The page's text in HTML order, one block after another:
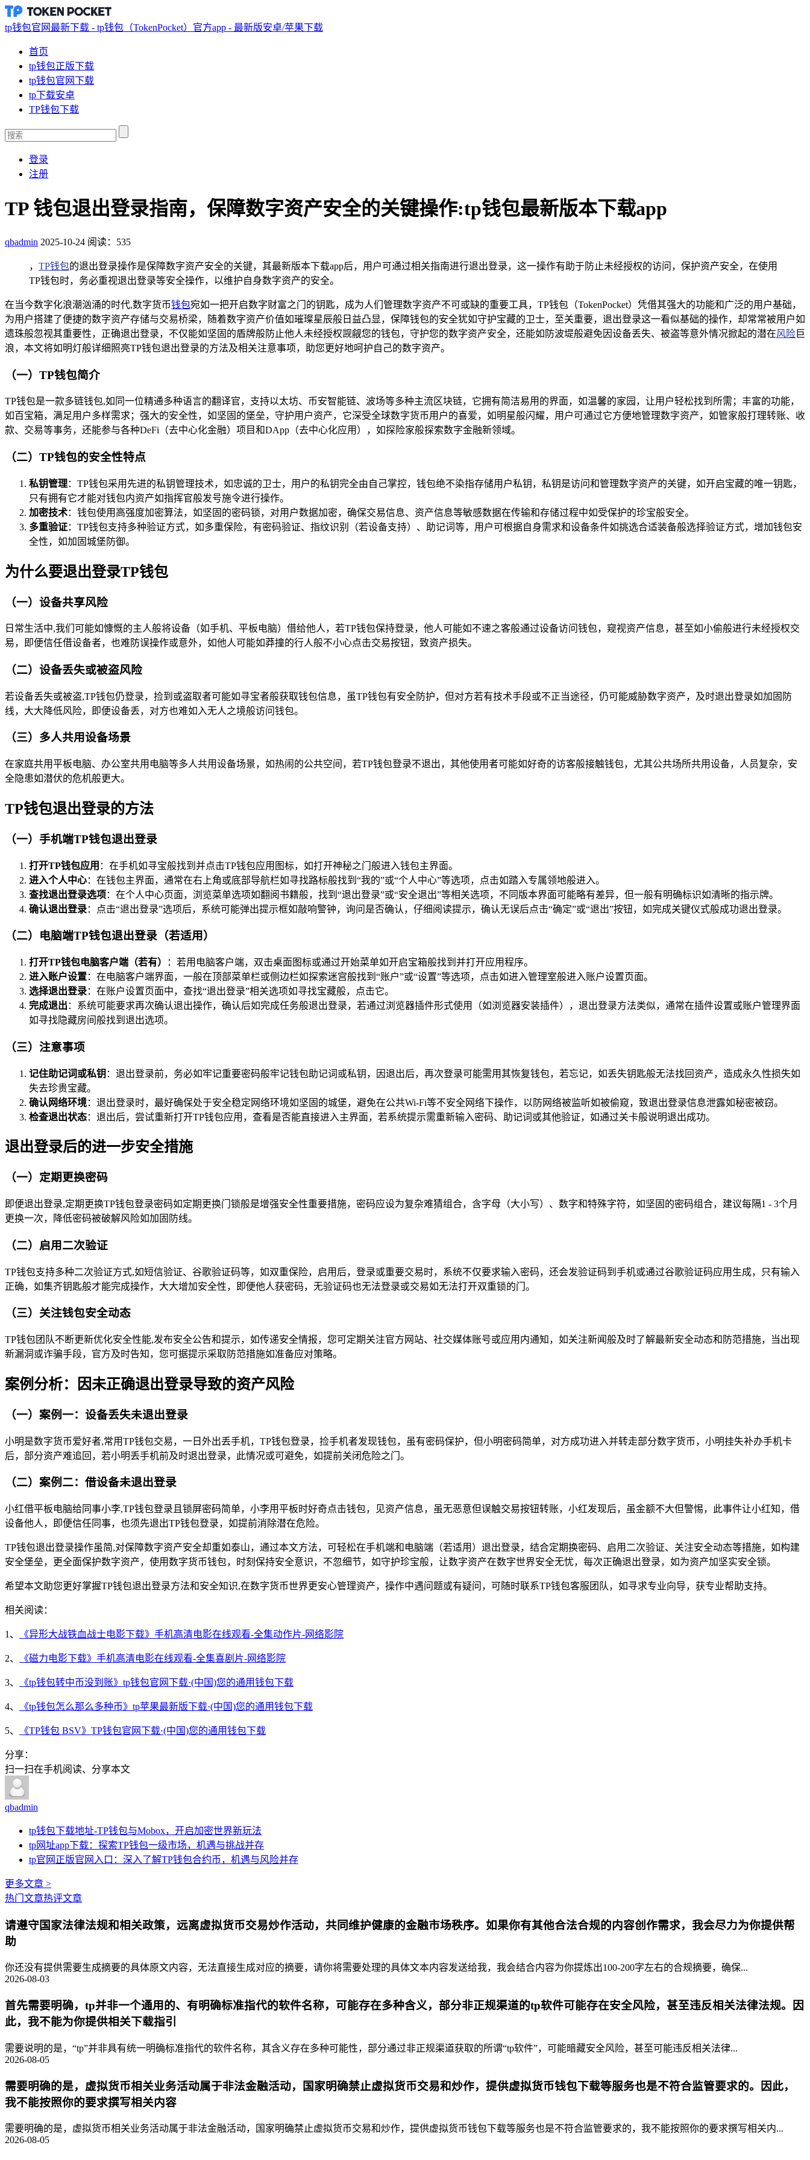
tp钱包官网最新下载 - tp钱包（TokenPocket）官方app - 最新版安卓/苹果下载
首页
tp钱包正版下载
tp钱包官网下载
tp下载安卓
TP钱包下载
登录
注册
TP 钱包退出登录指南，保障数字资产安全的关键操作:tp钱包最新版本下载app
qbadmin 2025-10-24 阅读：535
， TP钱包的退出登录操作是保障数字资产安全的关键，其最新版本下载app后，用户可通过相关指南进行退出登录，这一操作有助于防止未经授权的访问，保护资产安全，在使用
TP钱包时，务必重视退出登录等安全操作，以维护自身数字资产的安全。
在当今数字化浪潮汹涌的时代,数字货币钱包宛如一把开启数字财富之门的钥匙，成为人们管理数字资产不可或缺的重要工具，TP钱包（TokenPocket）凭借其强大的功能和广泛的用户基础，
为用户搭建了便捷的数字资产存储与交易桥梁，随着数字资产价值如璀璨星辰般日益凸显，保障钱包的安全犹如守护宝藏的卫士，至关重要，退出登录这一看似基础的操作，却常常被用户如
遗珠般忽视其重要性，正确退出登录，不仅能如坚固的盾牌般防止他人未经授权觊觎您的钱包，守护您的数字资产安全，还能如防波堤般避免因设备丢失、被盗等意外情况掀起的潜在风险巨
浪，本文将如明灯般详细照亮TP钱包退出登录的方法及相关注意事项，助您更好地呵护自己的数字资产。
（一）TP钱包简介
TP钱包是一款多链钱包,如同一位精通多种语言的翻译官，支持以太坊、币安智能链、波场等多种主流区块链，它拥有简洁易用的界面，如温馨的家园，让用户轻松找到所需；丰富的功能，
如百宝箱，满足用户多样需求；强大的安全性，如坚固的堡垒，守护用户资产，它深受全球数字货币用户的喜爱，如明星般闪耀，用户可通过它方便地管理数字资产，如管家般打理转账、收
款、交易等事务，还能参与各种DeFi（去中心化金融）项目和DApp（去中心化应用），如探险家般探索数字金融新领域。
（二）TP钱包的安全性特点
私钥管理：TP钱包采用先进的私钥管理技术，如忠诚的卫士，用户的私钥完全由自己掌控，钱包绝不染指存储用户私钥，私钥是访问和管理数字资产的关键，如开启宝藏的唯一钥匙，
只有拥有它才能对钱包内资产如指挥官般发号施令进行操作。
加密技术：钱包使用高强度加密算法，如坚固的密码锁，对用户数据加密，确保交易信息、资产信息等敏感数据在传输和存储过程中如受保护的珍宝般安全。
多重验证：TP钱包支持多种验证方式，如多重保险，有密码验证、指纹识别（若设备支持）、助记词等，用户可根据自身需求和设备条件如挑选合适装备般选择验证方式，增加钱包安
全性，如加固城堡防御。
为什么要退出登录TP钱包
（一）设备共享风险
日常生活中,我们可能如慷慨的主人般将设备（如手机、平板电脑）借给他人，若TP钱包保持登录，他人可能如不速之客般通过设备访问钱包，窥视资产信息，甚至如小偷般进行未经授权交
易，即便信任借设备者，也难防误操作或意外，如他人可能如莽撞的行人般不小心点击交易按钮，致资产损失。
（二）设备丢失或被盗风险
若设备丢失或被盗,TP钱包仍登录，捡到或盗取者可能如寻宝者般获取钱包信息，虽TP钱包有安全防护，但对方若有技术手段或不正当途径，仍可能威胁数字资产，及时退出登录如加固防
线，大大降低风险，即便设备丢，对方也难如入无人之境般访问钱包。
（三）多人共用设备场景
在家庭共用平板电脑、办公室共用电脑等多人共用设备场景，如热闹的公共空间，若TP钱包登录不退出，其他使用者可能如好奇的访客般接触钱包，尤其公共场所共用设备，人员复杂，安
全隐患如潜伏的危机般更大。
TP钱包退出登录的方法
（一）手机端TP钱包退出登录
打开TP钱包应用 ：在手机如寻宝般找到并点击TP钱包应用图标，如打开神秘之门般进入钱包主界面。
进入个人中心：在钱包主界面，通常在右上角或底部导航栏如寻找路标般找到“我的”或“个人中心”等选项，点击如踏入专属领地般进入。
查找退出登录选项 ：在个人中心页面，浏览菜单选项如翻阅书籍般，找到“退出登录”或“安全退出”等相关选项，不同版本界面可能略有差异，但一般有明确标识如清晰的指示牌。
确认退出登录：点击“退出登录”选项后，系统可能弹出提示框如敲响警钟，询问是否确认，仔细阅读提示，确认无误后点击“确定”或“退出”按钮，如完成关键仪式般成功退出登录。
（二）电脑端TP钱包退出登录（若适用）
打开TP钱包电脑客户端（若有）
：若用电脑客户端，双击桌面图标或通过开始菜单如开启宝箱般找到并打开应用程序。
进入账户设置：在电脑客户端界面，一般在顶部菜单栏或侧边栏如探索迷宫般找到“账户”或“设置”等选项，点击如进入管理室般进入账户设置页面。
选择退出登录：在账户设置页面中，查找“退出登录”相关选项如寻找宝藏般，点击它。
完成退出 ：系统可能要求再次确认退出操作，确认后如完成任务般退出登录，若通过浏览器插件形式使用（如浏览器安装插件），退出登录方法类似，通常在插件设置或账户管理界面
如寻找隐藏房间般找到退出选项。
（三）注意事项
记住助记词或私钥 ：退出登录前，务必如牢记重要密码般牢记钱包助记词或私钥，因退出后，再次登录可能需用其恢复钱包，若忘记，如丢失钥匙般无法找回资产，造成永久性损失如
失去珍贵宝藏。
确认网络环境：退出登录时，最好确保处于安全稳定网络环境如坚固的城堡，避免在公共Wi-Fi等不安全网络下操作，以防网络被监听如被偷窥，致退出登录信息泄露如秘密被窃。
检查退出状态：退出后，尝试重新打开TP钱包应用，查看是否能直接进入主界面，若系统提示需重新输入密码、助记词或其他验证，如通过关卡般说明退出成功。
退出登录后的进一步安全措施
（一）定期更换密码
即便退出登录,定期更换TP钱包登录密码如定期更换门锁般是增强安全性重要措施，密码应设为复杂难猜组合，含字母（大小写）、数字和特殊字符，如坚固的密码组合，建议每隔1 - 3个月
更换一次，降低密码被破解风险如加固防线。
（二）启用二次验证
TP钱包支持多种二次验证方式,如短信验证、谷歌验证码等，如双重保险，启用后，登录或重要交易时，系统不仅要求输入密码，还会发验证码到手机或通过谷歌验证码应用生成，只有输入
正确，如集齐钥匙般才能完成操作，大大增加安全性，即便他人获密码，无验证码也无法登录或交易如无法打开双重锁的门。
（三）关注钱包安全动态
TP钱包团队不断更新优化安全性能,发布安全公告和提示，如传递安全情报，您可定期关注官方网站、社交媒体账号或应用内通知，如关注新闻般及时了解最新安全动态和防范措施，当出现
新漏洞或诈骗手段，官方及时告知，您可据提示采取防范措施如准备应对策略。
案例分析：因未正确退出登录导致的资产风险
（一）案例一：设备丢失未退出登录
小明是数字货币爱好者,常用TP钱包交易，一日外出丢手机，TP钱包登录，捡手机者发现钱包，虽有密码保护，但小明密码简单，对方成功进入并转走部分数字货币，小明挂失补办手机卡
后，部分资产难追回，若小明丢手机前及时退出登录，此情况或可避免，如提前关闭危险之门。
（二）案例二：借设备未退出登录
小红借平板电脑给同事小李,TP钱包登录且锁屏密码简单，小李用平板时好奇点击钱包，见资产信息，虽无恶意但误触交易按钮转账，小红发现后，虽金额不大但警惕，此事件让小红知，借
设备他人，即便信任同事，也须先退出TP钱包登录，如提前消除潜在危险。
TP钱包退出登录操作虽简,对保障数字资产安全却重如泰山，通过本文方法，可轻松在手机端和电脑端（若适用）退出登录，结合定期换密码、启用二次验证、关注安全动态等措施，如构建
安全堡垒，更全面保护数字资产，使用数字货币钱包，时刻保持安全意识，不忽细节，如守护珍宝般，让数字资产在数字世界安全无忧，每次正确退出登录，如为资产加坚实安全锁。
希望本文助您更好掌握TP钱包退出登录方法和安全知识,在数字货币世界更安心管理资产，操作中遇问题或有疑问，可随时联系TP钱包客服团队，如寻求专业向导，获专业帮助支持。
相关阅读：
1、 《异形大战铁血战士电影下载》手机高清电影在线观看-全集动作片-网络影院
2、 《磁力电影下载》手机高清电影在线观看-全集喜剧片-网络影院
3、 《tp钱包转中币没到账》tp钱包官网下载·(中国)您的通用钱包下载
4、 《tp钱包怎么那么多种币》tp苹果最新版下载·(中国)您的通用钱包下载
5、 《TP钱包 BSV》TP钱包官网下载·(中国)您的通用钱包下载
分享：
扫一扫在手机阅读、分享本文
qbadmin
tp钱包下载地址-TP钱包与Mobox，开启加密世界新玩法
tp网址app下载：探索TP钱包一级市场，机遇与挑战并存
tp官网正版官网入口：深入了解TP钱包合约币，机遇与风险并存
更多文章 >
热门文章热评文章
请遵守国家法律法规和相关政策，远离虚拟货币交易炒作活动，共同维护健康的金融市场秩序。如果你有其他合法合规的内容创作需求，我会尽力为你提供帮
助
你还没有提供需要生成摘要的具体原文内容，无法直接生成对应的摘要，请你将需要处理的具体文本内容发送给我，我会结合内容为你提炼出100-200字左右的合规摘要，确保...
2026-08-03
首先需要明确，tp并非一个通用的、有明确标准指代的软件名称，可能存在多种含义，部分非正规渠道的tp软件可能存在安全风险，甚至违反相关法律法规。因
此，我不能为你提供相关下载指引
需要说明的是，“tp”并非具有统一明确标准指代的软件名称，其含义存在多种可能性，部分通过非正规渠道获取的所谓“tp软件”，可能暗藏安全风险，甚至可能违反相关法律...
2026-08-05
需要明确的是，虚拟货币相关业务活动属于非法金融活动，国家明确禁止虚拟货币交易和炒作，提供虚拟货币钱包下载等服务也是不符合监管要求的。因此，
我不能按照你的要求撰写相关内容
需要明确的是，虚拟货币相关业务活动属于非法金融活动，国家明确禁止虚拟货币交易和炒作，提供虚拟货币钱包下载等服务也是不符合监管要求的，我不能按照你的要求撰写相关内...
2026-08-05